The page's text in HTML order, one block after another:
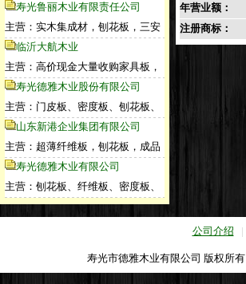
寿光鲁丽木业有限责任公司
主营：实木集成材，刨花板，三安
临沂大航木业
主营：高价现金大量收购家具板，
寿光德雅木业股份有限公司
主营：门皮板、密度板、刨花板、
山东新港企业集团有限公司
主营：超薄纤维板，刨花板，成品
寿光德雅木业有限公司
主营：刨花板、纤维板、密度板、
年营业额：
注册商标：
公司介绍 |
寿光市德雅木业有限公司 版权所有